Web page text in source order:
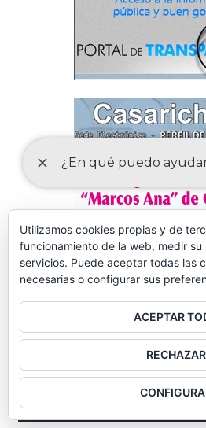
MÁS DE 150 CURSOS EN AULA
Utilizamos cookies propias y de
funcionamiento de la web, medir su
servicios. Puede aceptar todas las
necesarias o configurar sus
ACEPTAR
RECHAZAR